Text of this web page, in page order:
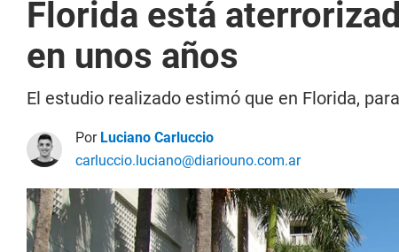
Florida está
en unos años
El estudio realizado estimó que en Florida,
Por Luciano Carluccio
carluccio.luciano@diariouno.com.ar